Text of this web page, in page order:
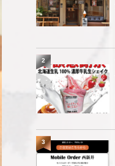
2
3